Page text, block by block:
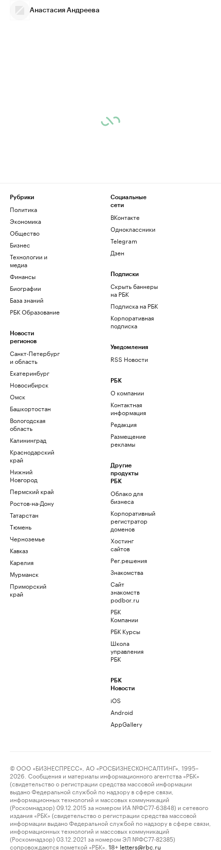
Анастасия Андреева
Рубрики
Политика
Экономика
Общество
Бизнес
Технологии и
медиа
Финансы
Биографии
База знаний
РБК Образование
Новости
регионов
Санкт-Петербург
и область
Екатеринбург
Новосибирск
Омск
Башкортостан
Вологодская
область
Калининград
Краснодарский
край
Нижний
Новгород
Пермский край
Ростов-на-Дону
Татарстан
Тюмень
Черноземье
Кавказ
Карелия
Мурманск
Приморский
край
Социальные
сети
ВКонтакте
Одноклассники
Telegram
Дзен
Подписки
Скрыть баннеры
на РБК
Подписка на РБК
Корпоративная
подписка
Уведомления
RSS Новости
РБК
О компании
Контактная
информация
Редакция
Размещение
рекламы
Другие
продукты
РБК
Облако для
бизнеса
Корпоративный
регистратор
доменов
Хостинг
сайтов
Рег.решения
Знакомства
Сайт
знакомств
podbor.ru
РБК
Компании
РБК Курсы
Школа
управления
РБК
РБК
Новости
iOS
Android
AppGallery
© ООО «БИЗНЕСПРЕСС», АО «РОСБИЗНЕСКОНСАЛТИНГ», 1995–
2026. Сообщения и материалы информационного агентства «РБК»
(свидетельство о регистрации средства массовой информации
выдано Федеральной службой по надзору в сфере связи,
информационных технологий и массовых коммуникаций
(Роскомнадзор) 09.12.2015 за номером ИА №ФС77-63848) и сетевого
издания «РБК» (свидетельство о регистрации средства массовой
информации выдано Федеральной службой по надзору в сфере связи,
информационных технологий и массовых коммуникаций
(Роскомнадзор) 03.12.2021 за номером ЭЛ №ФС77-82385)
сопровождаются пометкой «РБК».
18+ letters@rbc.ru